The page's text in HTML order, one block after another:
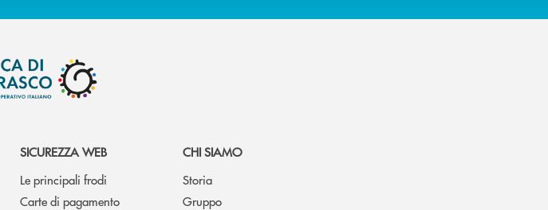
SICUREZZA WEB
Le principali frodi
Carte di pagamento
CHI SIAMO
Storia
Gruppo